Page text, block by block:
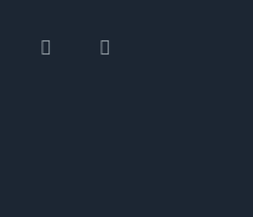
Amazon Pinterest